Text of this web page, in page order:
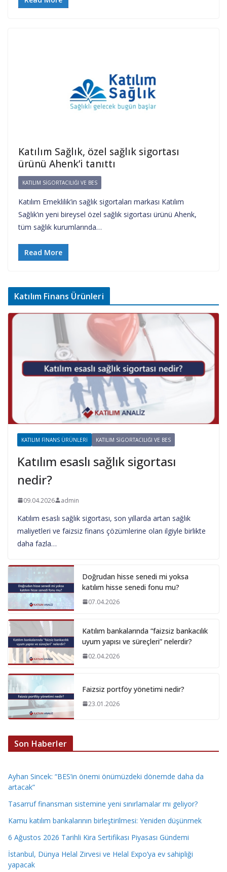
Katılım Sağlık, özel sağlık sigortası
ürünü Ahenk’i tanıttı
KATILIM SIGORTACILIĞI VE BES
Katılım Emeklilik’in sağlık sigortaları markası Katılım
Sağlık’ın yeni bireysel özel sağlık sigortası ürünü Ahenk,
tüm sağlık kurumlarında…
Read More
Katılım Finans Ürünleri
KATILIM FINANS ÜRÜNLERI KATILIM SIGORTACILIĞI VE BES
Katılım esaslı sağlık sigortası
nedir?
09.04.2026 admin
Katılım esaslı sağlık sigortası, son yıllarda artan sağlık
maliyetleri ve faizsiz finans çözümlerine olan ilgiyle birlikte
daha fazla…
Doğrudan hisse senedi mi yoksa
katılım hisse senedi fonu mu?
07.04.2026
Katılım bankalarında “faizsiz bankacılık
uyum yapısı ve süreçleri” nelerdir?
02.04.2026
Faizsiz portföy yönetimi nedir?
23.01.2026
Son Haberler
Ayhan Sincek: “BES’in önemi önümüzdeki dönemde daha da
artacak”
Tasarruf finansman sistemine yeni sınırlamalar mı geliyor?
Kamu katılım bankalarının birleştirilmesi: Yeniden düşünmek
6 Ağustos 2026 Tarihli Kira Sertifikası Piyasası Gündemi
İstanbul, Dünya Helal Zirvesi ve Helal Expo’ya ev sahipliği
yapacak